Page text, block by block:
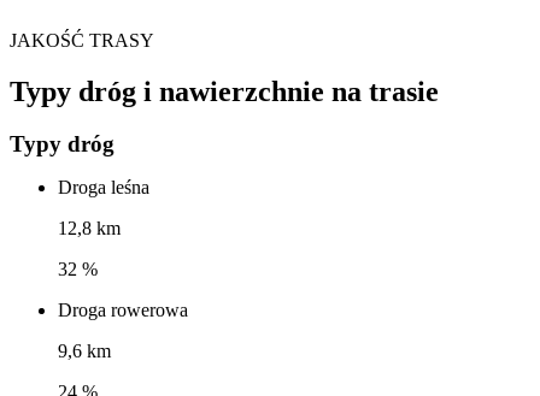
JAKOŚĆ TRASY
Typy dróg i nawierzchnie na trasie
Typy dróg
Droga leśna
12,8 km
32 %
Droga rowerowa
9,6 km
24 %